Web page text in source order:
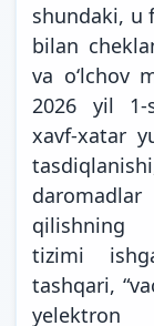
shundaki, u
bilan
va o‘lchov
2026 yil 1-
xavf-xatar
qilishning
tizimi
tashqari,
yelektron